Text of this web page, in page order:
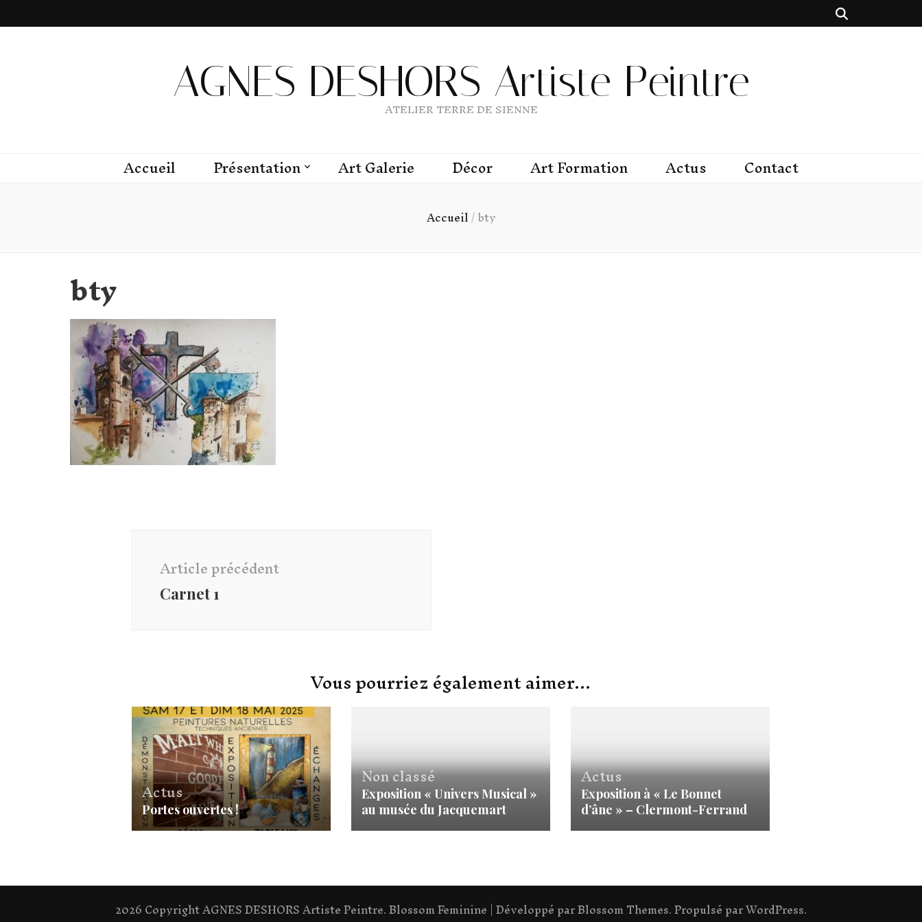
AGNES DESHORS Artiste Peintre
ATELIER TERRE DE SIENNE
Accueil Présentation Art Galerie Décor Art Formation Actus Contact
Accueil/bty
bty
d'article
Article précédent
Carnet 1
Vous pourriez également aimer...
Actus
Portes ouvertes !
Non classé
Exposition « Univers Musical »
au musée du Jacquemart
Actus
Exposition à « Le Bonnet
d’âne » – Clermont-Ferrand
2026 CopyrightAGNES DESHORS Artiste Peintre.Blossom Feminine | Développé parBlossom Themes. Propulsé parWordPress.